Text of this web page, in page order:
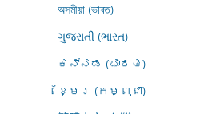
অসমীয়া (ভাৰত)
ગુજરાતી (ભારત)
ಕನ್ನಡ (ಭಾರತ)
ខ្មែរ (កម្ពុជា)